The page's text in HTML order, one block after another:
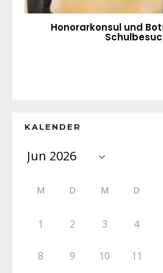
Honorarkonsul und
KALENDER
M D M D
1 2 3 4
8 9 10 11